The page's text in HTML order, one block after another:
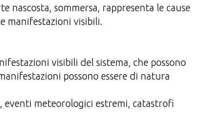
nascosta, sommersa, rappresenta le cause
manifestazioni visibili.
visibili del sistema, che possono
possono essere di natura
eventi meteorologici estremi, catastrofi